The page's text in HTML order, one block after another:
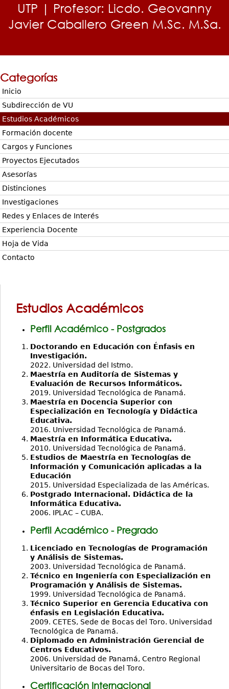
UTP | Profesor: Licdo. Geovanny
Javier Caballero Green M.Sc. M.Sa.
Categorías
Inicio
Subdirección de VU
Estudios Académicos
Formación docente
Cargos y Funciones
Proyectos Ejecutados
Asesorías
Distinciones
Investigaciones
Redes y Enlaces de Interés
Experiencia Docente
Hoja de Vida
Contacto
Estudios Académicos
Perfil Académico - Postgrados
Doctorando en Educación con Énfasis en
Investigación.
2022. Universidad del Istmo.
Maestría en Auditoría de Sistemas y
Evaluación de Recursos Informáticos.
2019. Universidad Tecnológica de Panamá.
Maestría en Docencia Superior con
Especialización en Tecnología y Didáctica
Educativa.
2016. Universidad Tecnológica de Panamá.
Maestría en Informática Educativa.
2010. Universidad Tecnológica de Panamá.
Estudios de Maestría en Tecnologías de
Información y Comunicación aplicadas a la
Educación
2015. Universidad Especializada de las Américas.
Postgrado Internacional. Didáctica de la
Informática Educativa.
2006. IPLAC – CUBA.
Perfil Académico - Pregrado
Licenciado en Tecnologías de Programación
y Análisis de Sistemas.
2003. Universidad Tecnológica de Panamá.
Técnico en Ingeniería con Especialización en
Programación y Análisis de Sistemas.
1999. Universidad Tecnológica de Panamá.
Técnico Superior en Gerencia Educativa con
énfasis en Legislación Educativa.
2009. CETES, Sede de Bocas del Toro. Universidad
Tecnológica de Panamá.
Diplomado en Administración Gerencial de
Centros Educativos.
2006. Universidad de Panamá, Centro Regional
Universitario de Bocas del Toro.
Certificación Internacional